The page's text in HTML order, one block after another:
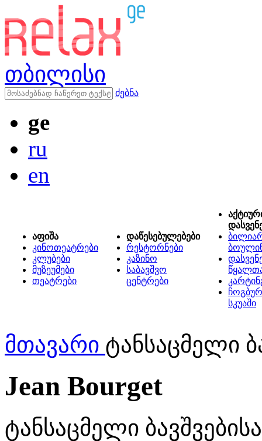
თბილისი
ძებნა
ge
ru
en
აფიშა
კინოთეატრები
კლუბები
მუზეუმები
თეატრები
დაწესებულებები
რესტორნები
კაზინო
საბავშვო
ცენტრები
სკუაში
მთავარი ტანსაცმელი
Jean Bourget
ტანსაცმელი